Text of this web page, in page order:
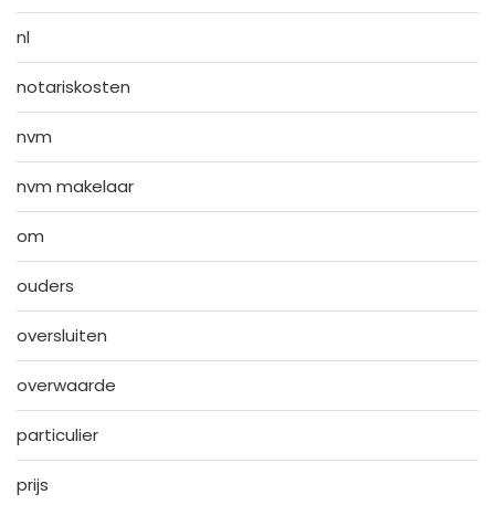
nl
notariskosten
nvm
nvm makelaar
om
ouders
oversluiten
overwaarde
particulier
prijs